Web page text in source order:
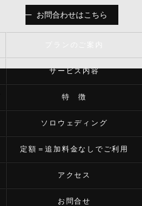
お問合わせはこちら
サービス内容
特 徴
ソロウェディング
定額＝追加料金なしでご利用
アクセス
お問合せ